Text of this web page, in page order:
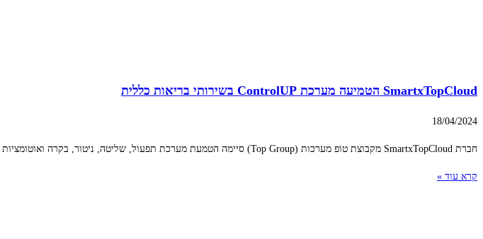
SmartxTopCloud הטמיעה מערכת ControlUP בשירותי בריאות כללית
18/04/2024
חברת SmartxTopCloud מקבוצת טופ מערכות (Top Group) סיימה הטמעת מערכת תפעול, שליטה, ניטור, בקרה ואוטומציות לתשתיות בשירותי בריאות כללית, באמצעות טכנולוגיות ControlUp Solve. הפרוייקט ארך
קרא עוד »